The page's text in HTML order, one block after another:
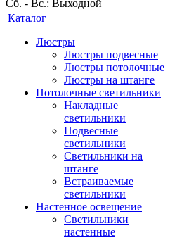
Сб. - Вс.: Выходной
Каталог
Люстры
Люстры подвесные
Люстры потолочные
Люстры на штанге
Потолочные светильники
Накладные
светильники
Подвесные
светильники
Светильники на
штанге
Встраиваемые
светильники
Настенное освещение
Светильники
настенные